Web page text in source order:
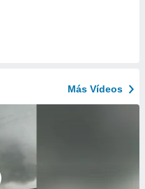
Más Vídeos